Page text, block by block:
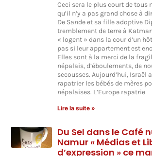
Ceci sera le plus court de tous
qu’il n’y a pas grand chose à
De Sande et sa fille adoptive
tremblement de terre à
« logent » dans la cour d’un
pas si leur appartement est
Elles sont à la merci de la
népalais, d’éboulements, de
secousses. Aujourd’hui, Israël
rapatrier les bébés de mères
népalaises. L’Europe rapatrie
Lire la suite »
Du Sel dans le Café
Namur « Médias et
d’expression » ce